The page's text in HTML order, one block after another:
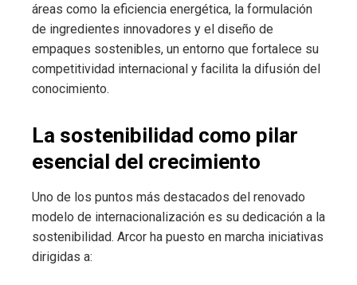
áreas como la eficiencia energética, la formulación
de ingredientes innovadores y el diseño de
empaques sostenibles, un entorno que fortalece su
competitividad internacional y facilita la difusión del
conocimiento.
La sostenibilidad como pilar
esencial del crecimiento
Uno de los puntos más destacados del renovado
modelo de internacionalización es su dedicación a la
sostenibilidad. Arcor ha puesto en marcha iniciativas
dirigidas a: